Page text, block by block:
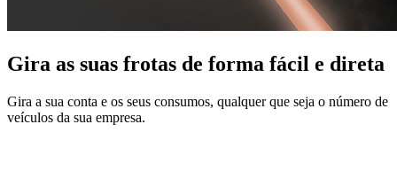
Gira as suas frotas de forma fácil e direta
Gira a sua conta e os seus consumos, qualquer que seja o número de
veículos da sua empresa.